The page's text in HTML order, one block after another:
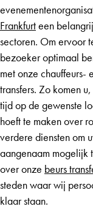
Frankfurteen
sectoren. Om ervoor
bezoeker optimaal
met onze chauffeurs-
transfers. Zo komen
tijd op de gewenste
hoeft te maken over
verdere diensten om
aangenaam mogelijk
over onze beurs
steden waar wij
klaar staan.